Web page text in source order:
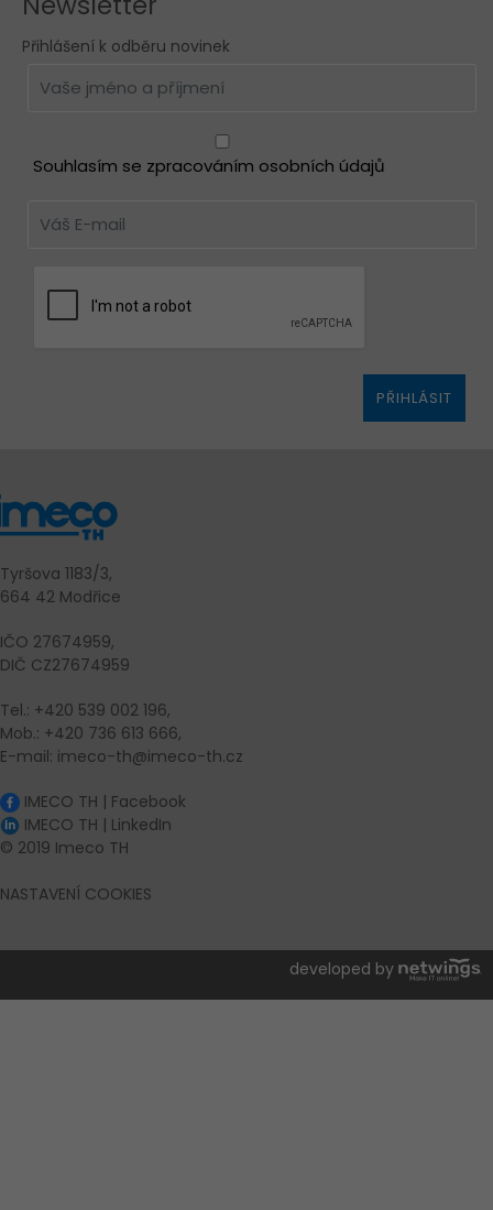
Přihlášení k odběru novinek
Souhlasím se zpracováním osobních údajů
PŘIHLÁSIT
Tyršova 1183/3,
664 42 Modřice
IČO 27674959,
DIČ CZ27674959
Tel.: +420 539 002 196,
Mob.: +420 736 613 666,
E-mail: imeco-th@imeco-th.cz
IMECO TH | Facebook
IMECO TH | LinkedIn
© 2019 Imeco TH
NASTAVENÍ COOKIES
developed by